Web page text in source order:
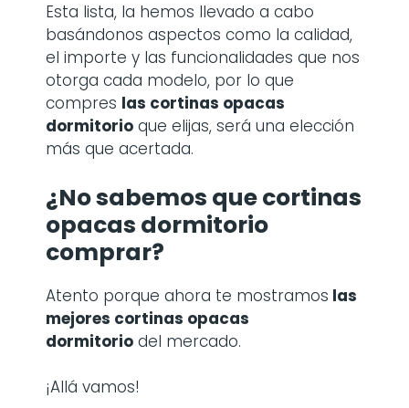
Esta lista, la hemos llevado a cabo
basándonos aspectos como la calidad,
el importe y las funcionalidades que nos
otorga cada modelo, por lo que
compres las cortinas opacas
dormitorio que elijas, será una elección
más que acertada.
¿No sabemos que cortinas
opacas dormitorio
comprar?
Atento porque ahora te mostramos las
mejores cortinas opacas
dormitorio del mercado.
¡Allá vamos!